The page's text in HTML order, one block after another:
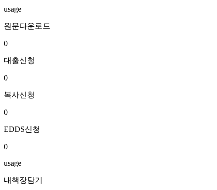
usage
원문다운로드
0
대출신청
0
복사신청
0
EDDS신청
0
usage
내책장담기